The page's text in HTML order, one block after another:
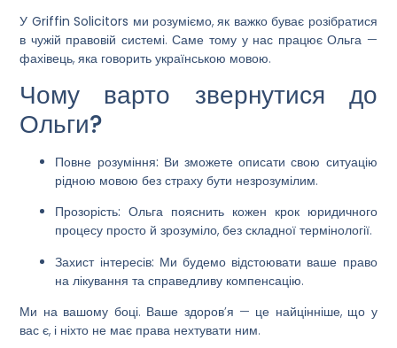
У Griffin Solicitors ми розуміємо, як важко буває розібратися
в чужій правовій системі. Саме тому у нас працюєОльга —
фахівець, яка говорить українською мовою.
Чому варто звернутися до
Ольги?
Повне розуміння: Ви зможете описати свою ситуацію
рідною мовою без страху бути незрозумілим.
Прозорість: Ольга пояснить кожен крок юридичного
процесу просто й зрозуміло, без складної термінології.
Захист інтересів: Ми будемо відстоювати ваше право
на лікування та справедливу компенсацію.
Ми на вашому боці. Ваше здоров’я — це найцінніше, що у
вас є, і ніхто не має права нехтувати ним.